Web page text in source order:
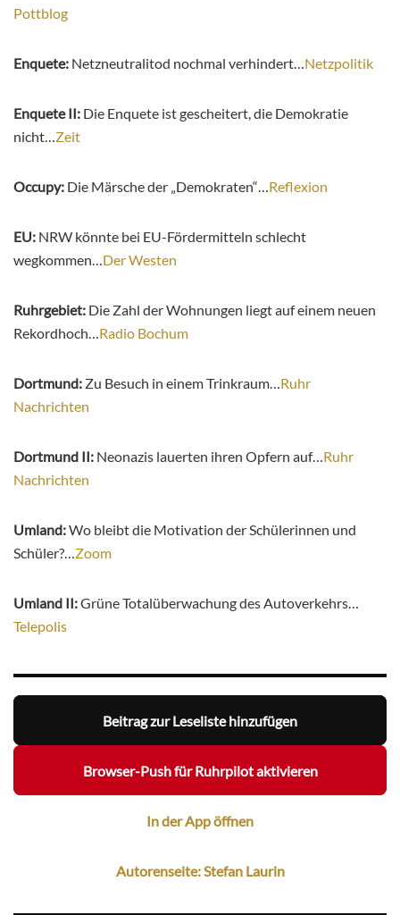
Pottblog
Enquete: Netzneutralitod nochmal verhindert…Netzpolitik
Enquete II: Die Enquete ist gescheitert, die Demokratie
nicht…Zeit
Occupy: Die Märsche der „Demokraten“…Reflexion
EU: NRW könnte bei EU-Fördermitteln schlecht
wegkommen…Der Westen
Ruhrgebiet: Die Zahl der Wohnungen liegt auf einem neuen
Rekordhoch…Radio Bochum
Dortmund: Zu Besuch in einem Trinkraum…Ruhr
Nachrichten
Dortmund II: Neonazis lauerten ihren Opfern auf…Ruhr
Nachrichten
Umland:Wo bleibt die Motivation der Schülerinnen und
Schüler?…Zoom
Umland II:Grüne Totalüberwachung des Autoverkehrs…
Telepolis
Beitrag zur Leseliste hinzufügen
Browser-Push für Ruhrpilot aktivieren
In der App öffnen
Autorenseite: Stefan Laurin